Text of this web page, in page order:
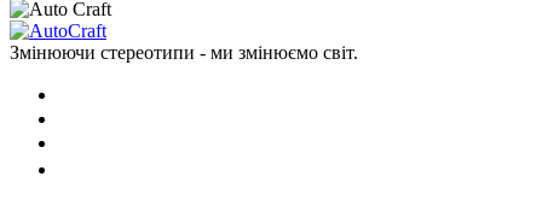
Змінюючи стереотипи - ми змінюємо світ.